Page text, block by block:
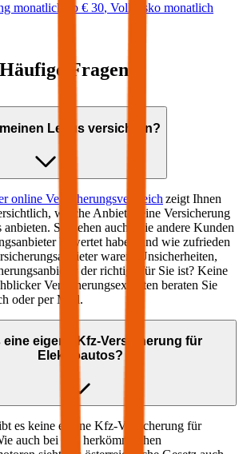
monatlich ab € 30, Vollkasko monatlich
Häufige Fragen
Lexus versichern?
online Versicherungsvergleich zeigt Ihnen
welche Anbieter eine Versicherung
anbieten. Sie sehen auch, wie andere Kunden
bewertet haben und wie zufrieden
waren. Unsicherheiten,
der richtige für Sie ist? Keine
Versicherungsexperten beraten Sie
oder per Mail.
eine eigene Kfz-Versicherung für
Elektroautos?
es keine eigene Kfz-Versicherung für
auch bei den herkömmlichen